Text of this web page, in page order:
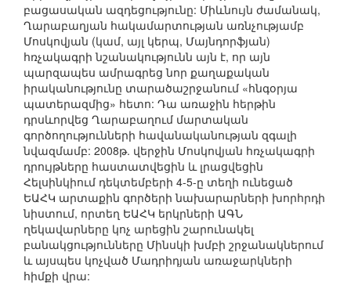
բացասական ազդեցությունը: Միևնույն ժամանակ,
Ղարաբաղյան հակամարտության առնչությամբ
Մոսկովյան (կամ, այլ կերպ, Մայնդորֆյան)
հռչակագրի նշանակությունն այն է, որ այն
պարզապես ամրագրեց նոր քաղաքական
իրականությունը տարածաշրջանում «հնգօրյա
պատերազմից» հետո: Դա առաջին հերթին
դրսևորվեց Ղարաբաղում մարտական
գործողությունների հավանականության զգալի
նվազմամբ: 2008թ. վերջին Մոսկովյան հռչակագրի
դրույթները հաստատվեցին և լրացվեցին
Հելսինկիում դեկտեմբերի 4-5-ը տեղի ունեցած
ԵԱՀԿ արտաքին գործերի նախարարների խորհրդի
նիստում, որտեղ ԵԱՀԿ երկրների ԱԳՆ
ղեկավարները կոչ արեցին շարունակել
բանակցությունները Մինսկի խմբի շրջանակներում
և այսպես կոչված Մադրիդյան առաջարկների
հիմքի վրա: